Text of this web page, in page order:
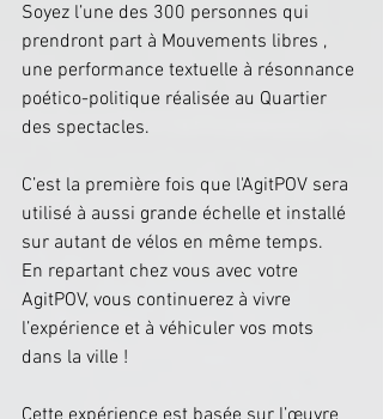
Soyez l’une des 300 personnes qui
prendront part à Mouvements libres ,
une performance textuelle à résonnance
poético-politique réalisée au Quartier
des spectacles.
C’est la première fois que l'AgitPOV sera
utilisé à aussi grande échelle et installé
sur autant de vélos en même temps.
En repartant chez vous avec votre
AgitPOV, vous continuerez à vivre
l’expérience et à véhiculer vos mots
dans la ville !